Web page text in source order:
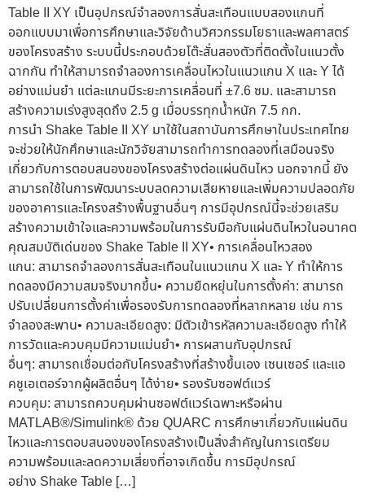
Table II XY เป็นอุปกรณ์จำลองการสั่นสะเทือนแบบสองแกนที่
ออกแบบมาเพื่อการศึกษาและวิจัยด้านวิศวกรรมโยธาและพลศาสตร์
ของโครงสร้าง ระบบนี้ประกอบด้วยโต๊ะสั่นสองตัวที่ติดตั้งในแนวตั้ง
ฉากกัน ทำให้สามารถจำลองการเคลื่อนไหวในแนวแกน X และ Y ได้
อย่างแม่นยำ แต่ละแกนมีระยะการเคลื่อนที่ ±7.6 ซม. และสามารถ
สร้างความเร่งสูงสุดถึง 2.5 g เมื่อบรรทุกน้ำหนัก 7.5 กก. ​
การนำ Shake Table II XY มาใช้ในสถาบันการศึกษาในประเทศไทย
จะช่วยให้นักศึกษาและนักวิจัยสามารถทำการทดลองที่เสมือนจริง
เกี่ยวกับการตอบสนองของโครงสร้างต่อแผ่นดินไหว นอกจากนี้ ยัง
สามารถใช้ในการพัฒนาระบบลดความเสียหายและเพิ่มความปลอดภัย
ของอาคารและโครงสร้างพื้นฐานอื่นๆ การมีอุปกรณ์นี้จะช่วยเสริม
สร้างความเข้าใจและความพร้อมในการรับมือกับแผ่นดินไหวในอนาคต​
คุณสมบัติเด่นของ Shake Table II XY• การเคลื่อนไหวสอง
แกน: สามารถจำลองการสั่นสะเทือนในแนวแกน X และ Y ทำให้การ
ทดลองมีความสมจริงมากขึ้น• ความยืดหยุ่นในการตั้งค่า: สามารถ
ปรับเปลี่ยนการตั้งค่าเพื่อรองรับการทดลองที่หลากหลาย เช่น การ
จำลองสะพาน• ความละเอียดสูง: มีตัวเข้ารหัสความละเอียดสูง ทำให้
การวัดและควบคุมมีความแม่นยำ• การผสานกับอุปกรณ์
อื่นๆ: สามารถเชื่อมต่อกับโครงสร้างที่สร้างขึ้นเอง เซนเซอร์ และแอ
คชูเอเตอร์จากผู้ผลิตอื่นๆ ได้ง่าย• รองรับซอฟต์แวร์
ควบคุม: สามารถควบคุมผ่านซอฟต์แวร์เฉพาะหรือผ่าน
MATLAB®/Simulink® ด้วย QUARC การศึกษาเกี่ยวกับแผ่นดิน
ไหวและการตอบสนองของโครงสร้างเป็นสิ่งสำคัญในการเตรียม
ความพร้อมและลดความเสี่ยงที่อาจเกิดขึ้น การมีอุปกรณ์
อย่าง Shake Table […]